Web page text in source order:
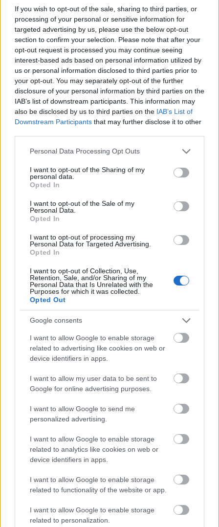
If you wish to opt-out of the sale, sharing to third parties, or
processing of your personal or sensitive information for
targeted advertising by us, please use the below opt-out
section to confirm your selection. Please note that after your
opt-out request is processed you may continue seeing
interest-based ads based on personal information utilized by
us or personal information disclosed to third parties prior to
your opt-out. You may separately opt-out of the further
disclosure of your personal information by third parties on the
IAB’s list of downstream participants. This information may
also be disclosed by us to third parties on the IAB’s List of
Downstream Participants that may further disclose it to other
Please note that this website/app uses one or more Google
not limited to your visit or usage behaviour. You may click to
grant or deny consent to Google and its third-party tags to
use your data for below specified purposes in below Google
consent section.
Personal Data Processing Opt Outs
I want to opt-out of the Sharing of my
personal data.
Opted In
I want to opt-out of the Sale of my
Personal Data.
Opted In
I want to opt-out of processing my
Personal Data for Targeted Advertising.
Opted In
I want to opt-out of Collection, Use,
Retention, Sale, and/or Sharing of my
Personal Data that Is Unrelated with the
Purposes for which it was collected.
Opted Out
Google consents
I want to allow Google to enable storage
related to advertising like cookies on web or
device identifiers in apps.
I want to allow my user data to be sent to
Google for online advertising purposes.
I want to allow Google to send me
personalized advertising.
I want to allow Google to enable storage
related to analytics like cookies on web or
device identifiers in apps.
I want to allow Google to enable storage
related to functionality of the website or app.
I want to allow Google to enable storage
related to personalization.
Végül a csütörtök reggel, megint szines-szagos-
húsos kitudjamilyen karika, csak éppen eddigre
keverőgép faláról, nem tudom, hát ez is a kukában
landolt.
Szerencsére Háni hozott be salátát egyszer, nagyi
almáspitét egyszer, és ezzel a két kiegészítéssel